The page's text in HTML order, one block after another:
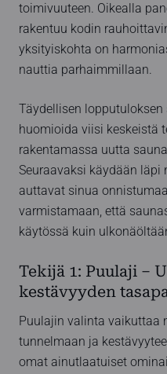
toimivuuteen. Oikealla
rakentuu kodin
yksityiskohta on
nauttia parhaimmillaan.
Täydellisen
huomioida viisi keskeistä
rakentamassa uutta
Seuraavaksi käydään läpi
auttavat sinua
varmistamaan, että
käytössä kuin
Tekijä 1: Puulaji –
kestävyyden
Puulajin valinta vaikuttaa
tunnelmaan ja
omat ainutlaatuiset